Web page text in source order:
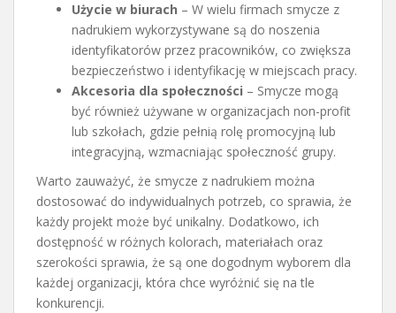
Użycie w biurach – W wielu firmach smycze z
nadrukiem wykorzystywane są do noszenia
identyfikatorów przez pracowników, co zwiększa
bezpieczeństwo i identyfikację w miejscach pracy.
Akcesoria dla społeczności – Smycze mogą
być również używane w organizacjach non-profit
lub szkołach, gdzie pełnią rolę promocyjną lub
integracyjną, wzmacniając społeczność grupy.
Warto zauważyć, że smycze z nadrukiem można
dostosować do indywidualnych potrzeb, co sprawia, że
każdy projekt może być unikalny. Dodatkowo, ich
dostępność w różnych kolorach, materiałach oraz
szerokości sprawia, że są one dogodnym wyborem dla
każdej organizacji, która chce wyróżnić się na tle
konkurencji.